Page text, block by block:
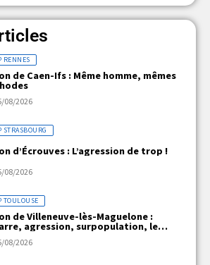
RENNES
de Caen-Ifs : Même homme, mêmes
08/2026
STRASBOURG
d’Écrouves : L’agression de trop !
08/2026
TOULOUSE
de Villeneuve-lès-Maguelone :
agression, surpopulation, le
explosif de VLM !!!
08/2026